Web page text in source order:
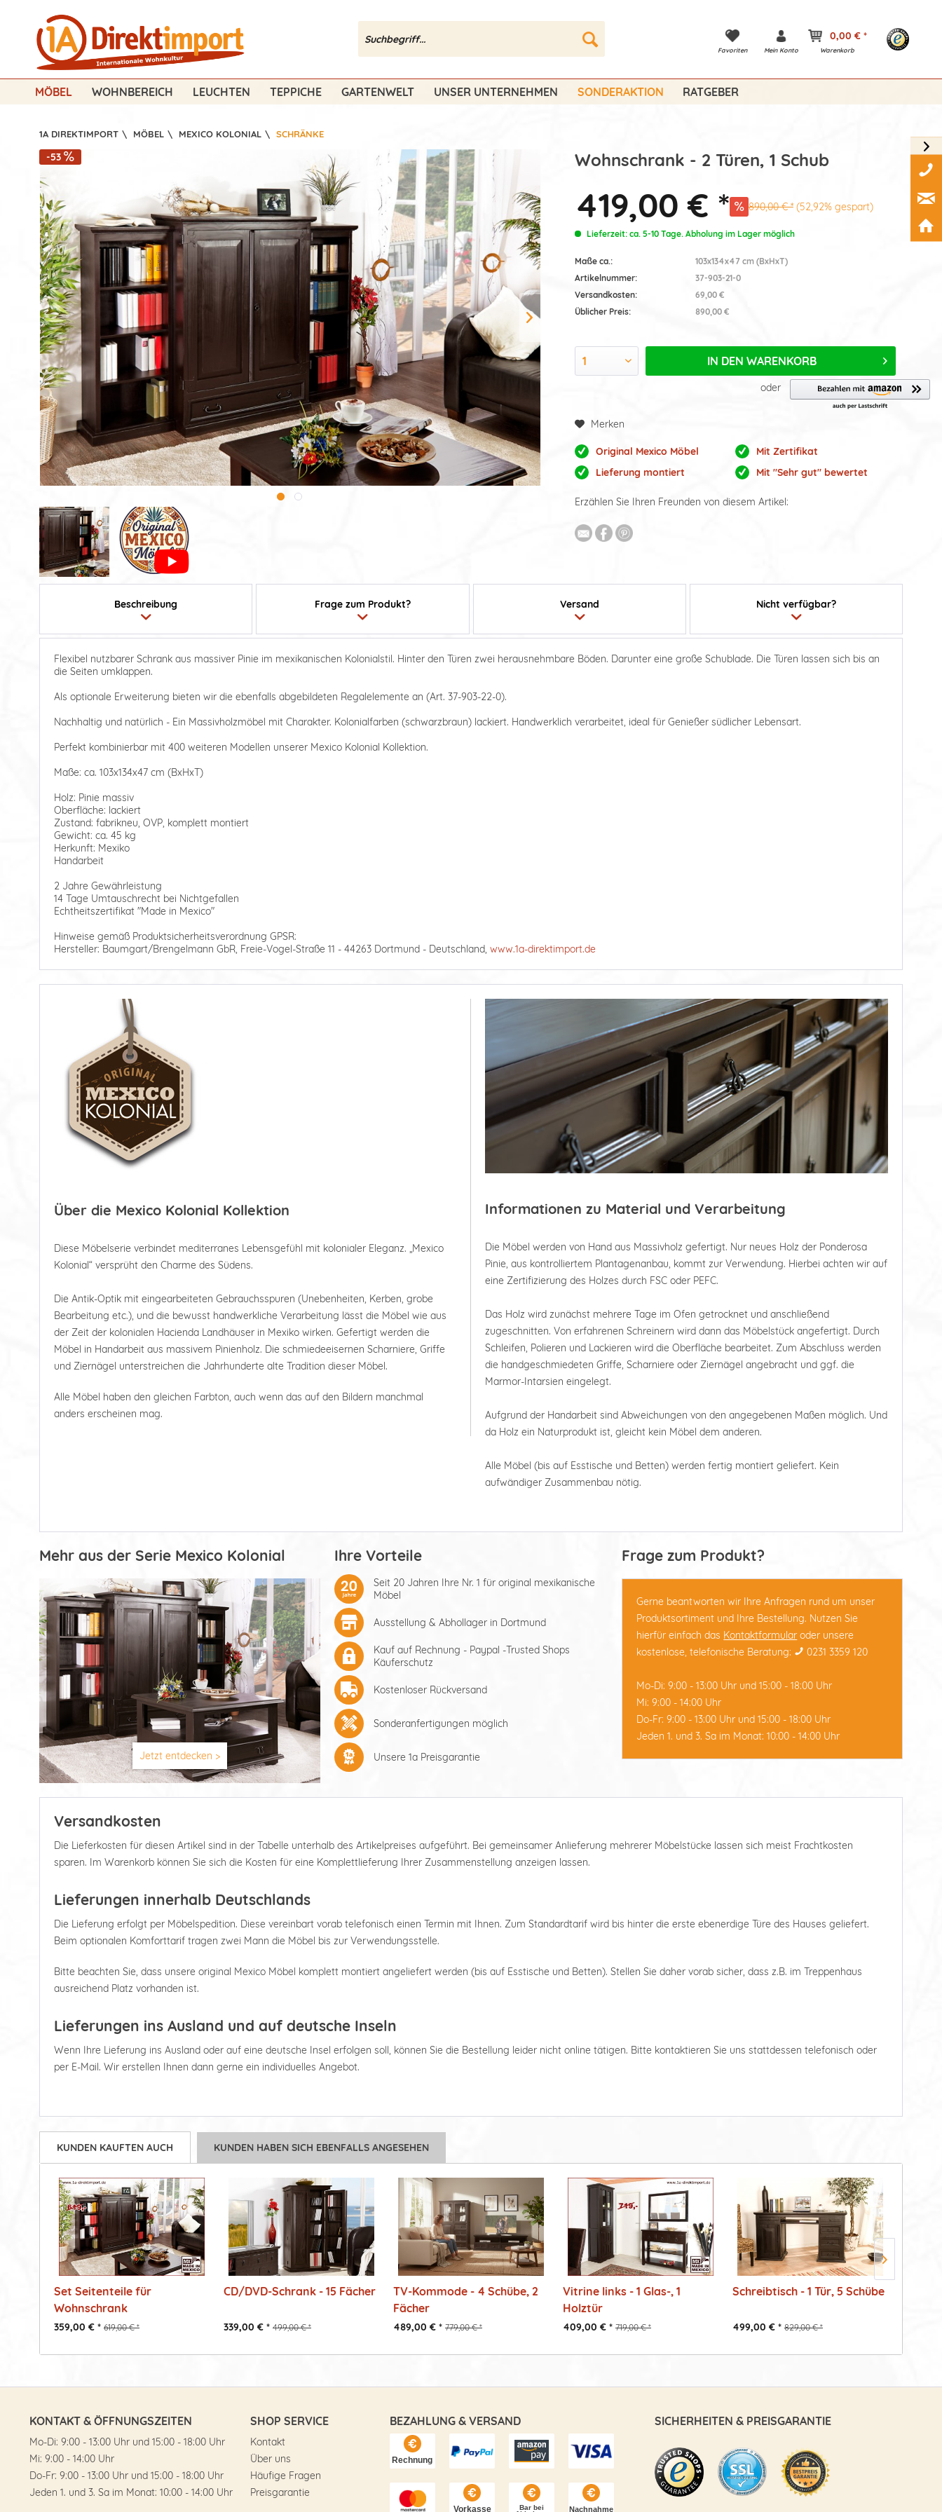
Favoriten Mein Konto
0,00 € *
Warenkorb
MÖBEL WOHNBEREICH LEUCHTEN TEPPICHE GARTENWELT UNSER UNTERNEHMEN SONDERAKTION RATGEBER
1A DIREKTIMPORT \ MÖBEL \ MEXICO KOLONIAL \ SCHRÄNKE
-53 Wohnschrank - 2 Türen, 1 Schub
419,00 € * 890,00 € * (52,92% gespart)
Lieferzeit: ca. 5-10 Tage. Abholung im Lager möglich
Maße ca.:
103x134x47 cm (BxHxT)
Artikelnummer:
37-903-21-0
Versandkosten:
69,00 €
Üblicher Preis:
890,00 €
IN DEN WARENKORB
oder
Merken
Original Mexico Möbel
Mit Zertifikat
Lieferung montiert
Mit "Sehr gut" bewertet
Erzählen Sie Ihren Freunden von diesem Artikel:
Beschreibung Frage zum Produkt? Versand Nicht verfügbar?
Flexibel nutzbarer Schrank aus massiver Pinie im mexikanischen Kolonialstil. Hinter den Türen zwei herausnehmbare Böden. Darunter eine große Schublade. Die Türen lassen sich bis an
die Seiten umklappen.
Als optionale Erweiterung bieten wir die ebenfalls abgebildeten Regalelemente an (Art. 37-903-22-0).
Nachhaltig und natürlich - Ein Massivholzmöbel mit Charakter. Kolonialfarben (schwarzbraun) lackiert. Handwerklich verarbeitet, ideal für Genießer südlicher Lebensart.
Perfekt kombinierbar mit 400 weiteren Modellen unserer Mexico Kolonial Kollektion.
Maße: ca. 103x134x47 cm (BxHxT)
Holz: Pinie massiv
Oberfläche: lackiert
Zustand: fabrikneu, OVP, komplett montiert
Gewicht: ca. 45 kg
Herkunft: Mexiko
Handarbeit
2 Jahre Gewährleistung
14 Tage Umtauschrecht bei Nichtgefallen
Echtheitszertifikat "Made in Mexico"
Hinweise gemäß Produktsicherheitsverordnung GPSR:
Hersteller: Baumgart/Brengelmann GbR, Freie-Vogel-Straße 11 - 44263 Dortmund - Deutschland, www.1a-direktimport.de
Über die Mexico Kolonial Kollektion
Diese Möbelserie verbindet mediterranes Lebensgefühl mit kolonialer Eleganz. „Mexico
Kolonial“ versprüht den Charme des Südens.
Die Antik-Optik mit eingearbeiteten Gebrauchsspuren (Unebenheiten, Kerben, grobe
Bearbeitung etc.), und die bewusst handwerkliche Verarbeitung lässt die Möbel wie aus
der Zeit der kolonialen Hacienda Landhäuser in Mexiko wirken. Gefertigt werden die
Möbel in Handarbeit aus massivem Pinienholz. Die schmiedeeisernen Scharniere, Griffe
und Ziernägel unterstreichen die Jahrhunderte alte Tradition dieser Möbel.
Alle Möbel haben den gleichen Farbton, auch wenn das auf den Bildern manchmal
anders erscheinen mag.
Informationen zu Material und Verarbeitung
Die Möbel werden von Hand aus Massivholz gefertigt. Nur neues Holz der Ponderosa
Pinie, aus kontrolliertem Plantagenanbau, kommt zur Verwendung. Hierbei achten wir auf
eine Zertifizierung des Holzes durch FSC oder PEFC.
Das Holz wird zunächst mehrere Tage im Ofen getrocknet und anschließend
zugeschnitten. Von erfahrenen Schreinern wird dann das Möbelstück angefertigt. Durch
Schleifen, Polieren und Lackieren wird die Oberfläche bearbeitet. Zum Abschluss werden
die handgeschmiedeten Griffe, Scharniere oder Ziernägel angebracht und ggf. die
Marmor-Intarsien eingelegt.
Aufgrund der Handarbeit sind Abweichungen von den angegebenen Maßen möglich. Und
da Holz ein Naturprodukt ist, gleicht kein Möbel dem anderen.
Alle Möbel (bis auf Esstische und Betten) werden fertig montiert geliefert. Kein
aufwändiger Zusammenbau nötig.
Mehr aus der Serie Mexico Kolonial
Jetzt entdecken >
Ihre Vorteile
Seit 20 Jahren Ihre Nr. 1 für original mexikanische
Möbel
Ausstellung & Abhollager in Dortmund
Kauf auf Rechnung - Paypal -Trusted Shops
Käuferschutz
Kostenloser Rückversand
Sonderanfertigungen möglich
Unsere 1a Preisgarantie
Frage zum Produkt?
Gerne beantworten wir Ihre Anfragen rund um unser
Produktsortiment und Ihre Bestellung. Nutzen Sie
hierfür einfach das Kontaktformular oder unsere
kostenlose, telefonische Beratung:
0231 3359 120
Mo-Di: 9:00 - 13:00 Uhr und 15:00 - 18:00 Uhr
Mi: 9:00 - 14:00 Uhr
Do-Fr: 9:00 - 13:00 Uhr und 15:00 - 18:00 Uhr
Jeden 1. und 3. Sa im Monat: 10:00 - 14:00 Uhr
Versandkosten
Die Lieferkosten für diesen Artikel sind in der Tabelle unterhalb des Artikelpreises aufgeführt. Bei gemeinsamer Anlieferung mehrerer Möbelstücke lassen sich meist Frachtkosten
sparen. Im Warenkorb können Sie sich die Kosten für eine Komplettlieferung Ihrer Zusammenstellung anzeigen lassen.
Lieferungen innerhalb Deutschlands
Die Lieferung erfolgt per Möbelspedition. Diese vereinbart vorab telefonisch einen Termin mit Ihnen. Zum Standardtarif wird bis hinter die erste ebenerdige Türe des Hauses geliefert.
Beim optionalen Komforttarif tragen zwei Mann die Möbel bis zur Verwendungsstelle.
Bitte beachten Sie, dass unsere original Mexico Möbel komplett montiert angeliefert werden (bis auf Esstische und Betten). Stellen Sie daher vorab sicher, dass z.B. im Treppenhaus
ausreichend Platz vorhanden ist.
Lieferungen ins Ausland und auf deutsche Inseln
Wenn Ihre Lieferung ins Ausland oder auf eine deutsche Insel erfolgen soll, können Sie die Bestellung leider nicht online tätigen. Bitte kontaktieren Sie uns stattdessen telefonisch oder
per E-Mail. Wir erstellen Ihnen dann gerne ein individuelles Angebot.
KUNDEN KAUFTEN AUCH KUNDEN HABEN SICH EBENFALLS ANGESEHEN
Set Seitenteile für
Wohnschrank
359,00 € * 619,00 € *
CD/DVD-Schrank - 15 Fächer
339,00 € * 499,00 € *
TV-Kommode - 4 Schübe, 2
Fächer
489,00 € * 779,00 € *
Vitrine links - 1 Glas-, 1
Holztür
409,00 € * 719,00 € *
Schreibtisch - 1 Tür, 5 Schübe
499,00 € * 829,00 € *
KONTAKT & ÖFFNUNGSZEITEN
Mo-Di: 9:00 - 13:00 Uhr und 15:00 - 18:00 Uhr
Mi: 9:00 - 14:00 Uhr
Do-Fr: 9:00 - 13:00 Uhr und 15:00 - 18:00 Uhr
Jeden 1. und 3. Sa im Monat: 10:00 - 14:00 Uhr
SHOP SERVICE
Kontakt
Über uns
Häufige Fragen
Preisgarantie
BEZAHLUNG & VERSAND SICHERHEITEN & PREISGARANTIE